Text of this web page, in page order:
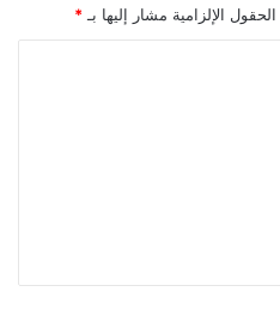
الحقول الإلزامية مشار إليها بـ *